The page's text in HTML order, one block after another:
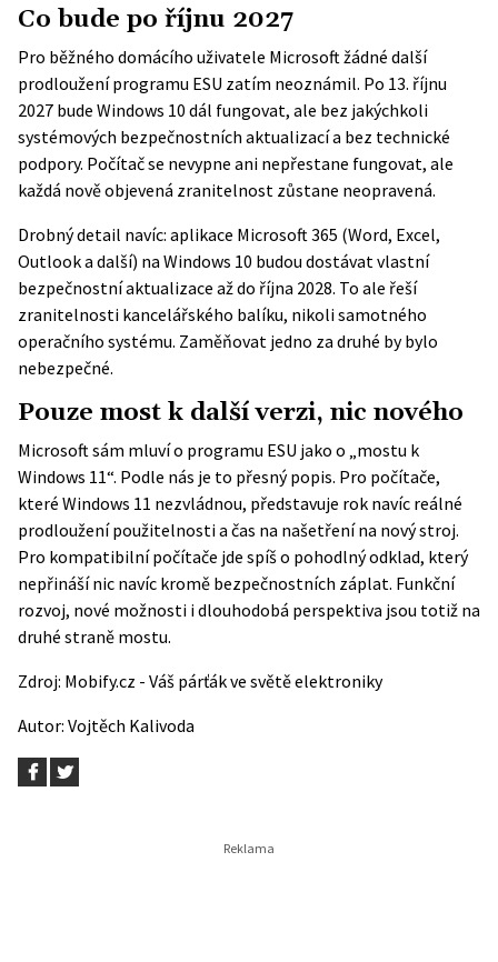
Co bude po říjnu 2027
Pro běžného domácího uživatele Microsoft žádné další
prodloužení programu ESU zatím neoznámil. Po 13. říjnu
2027 bude Windows 10 dál fungovat, ale bez jakýchkoli
systémových bezpečnostních aktualizací a bez technické
podpory. Počítač se nevypne ani nepřestane fungovat, ale
každá nově objevená zranitelnost zůstane neopravená.
Drobný detail navíc: aplikace Microsoft 365 (Word, Excel,
Outlook a další) na Windows 10 budou dostávat vlastní
bezpečnostní aktualizace až do října 2028. To ale řeší
zranitelnosti kancelářského balíku, nikoli samotného
operačního systému. Zaměňovat jedno za druhé by bylo
nebezpečné.
Pouze most k další verzi, nic nového
Microsoft sám mluví o programu ESU jako o „mostu k
Windows 11“. Podle nás je to přesný popis. Pro počítače,
které Windows 11 nezvládnou, představuje rok navíc reálné
prodloužení použitelnosti a čas na našetření na nový stroj.
Pro kompatibilní počítače jde spíš o pohodlný odklad, který
nepřináší nic navíc kromě bezpečnostních záplat. Funkční
rozvoj, nové možnosti i dlouhodobá perspektiva jsou totiž na
druhé straně mostu.
Zdroj: Mobify.cz - Váš párťák ve světě elektroniky
Autor: Vojtěch Kalivoda